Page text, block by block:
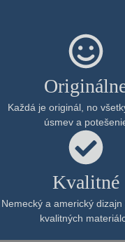
Každá je originál, no
úsmev a
Kvalitné
Nemecký a americký
kvalitných